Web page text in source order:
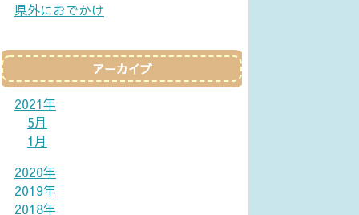
県外におでかけ
アーカイブ
2021年
5月
1月
2020年
2019年
2018年